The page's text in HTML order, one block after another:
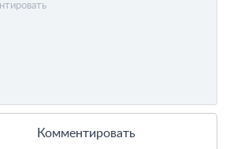
Комментировать